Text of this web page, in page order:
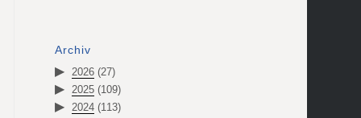
Archiv
2026 (27)
2025 (109)
2024 (113)